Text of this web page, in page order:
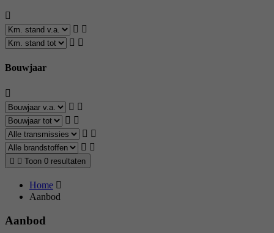
Bouwjaar
Toon 0 resultaten
Home
Aanbod
Aanbod